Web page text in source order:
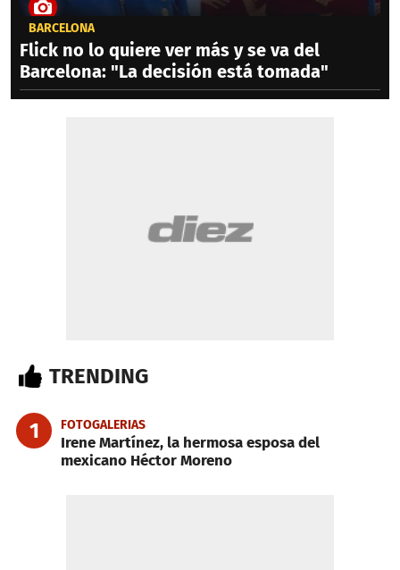
BARCELONA
Flick no lo quiere ver más y se va del
Barcelona: "La decisión está tomada"
TRENDING
1 FOTOGALERIAS
Irene Martínez, la hermosa esposa del
mexicano Héctor Moreno